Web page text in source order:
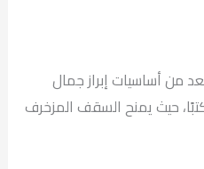
من أساسيات إبراز جمال
حيث يمنح السقف المزخرف